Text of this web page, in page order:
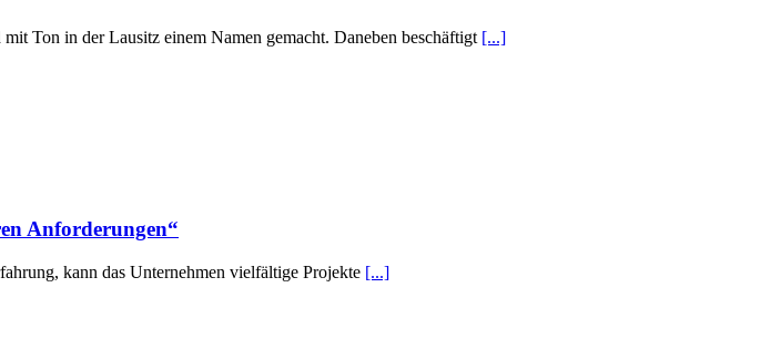
Ton in der Lausitz einem Namen gemacht. Daneben beschäftigt [...]
Anforderungen“
kann das Unternehmen vielfältige Projekte [...]